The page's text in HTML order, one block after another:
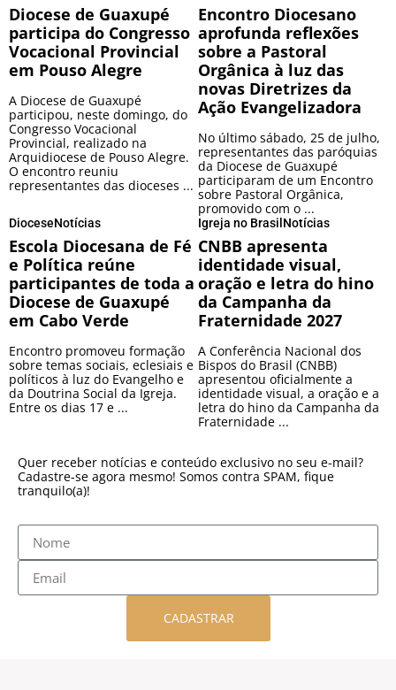
Diocese de Guaxupé
participa do Congresso
Vocacional Provincial
em Pouso Alegre
A Diocese de Guaxupé
participou, neste domingo, do
Congresso Vocacional
Provincial, realizado na
Arquidiocese de Pouso Alegre.
O encontro reuniu
representantes das dioceses ...
Encontro Diocesano
aprofunda reflexões
sobre a Pastoral
Orgânica à luz das
novas Diretrizes da
Ação Evangelizadora
No último sábado, 25 de julho,
representantes das paróquias
da Diocese de Guaxupé
participaram de um Encontro
sobre Pastoral Orgânica,
promovido com o ...
DioceseNotícias
Escola Diocesana de Fé
e Política reúne
participantes de toda a
Diocese de Guaxupé
em Cabo Verde
Encontro promoveu formação
sobre temas sociais, eclesiais e
políticos à luz do Evangelho e
da Doutrina Social da Igreja.
Entre os dias 17 e ...
Igreja no Brasil Notícias
CNBB apresenta
identidade visual,
oração e letra do hino
da Campanha da
Fraternidade 2027
A Conferência Nacional dos
Bispos do Brasil (CNBB)
apresentou oficialmente a
identidade visual, a oração e a
letra do hino da Campanha da
Fraternidade ...
Quer receber notícias e conteúdo exclusivo no seu e-mail?
Cadastre-se agora mesmo! Somos contra SPAM, fique
tranquilo(a)!
CADASTRAR